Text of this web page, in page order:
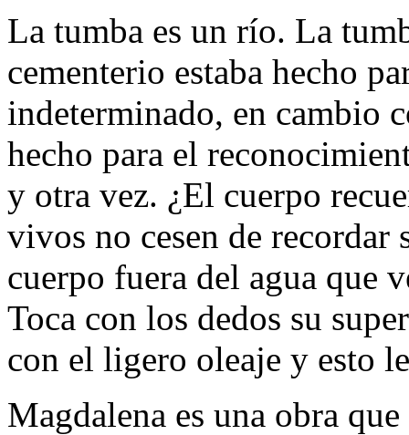
La tumba es un río. La
cementerio estaba hecho
indeterminado, en cambio
hecho para el
y otra vez. ¿El cuerpo
vivos no cesen de
cuerpo fuera del agua que
Toca con los dedos su
con el ligero oleaje y esto
Magdalena es una obra